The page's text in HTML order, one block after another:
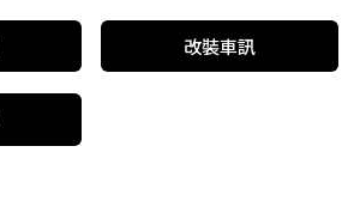
改裝車訊